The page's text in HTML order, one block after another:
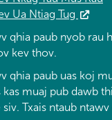
Ua Ntiag Tug
qhia paub nyob rau
kev thov.
qhia paub uas koj
muaj pub dawb
siv. Txais ntaub